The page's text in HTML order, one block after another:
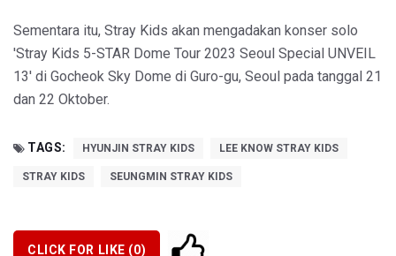
Sementara itu, Stray Kids akan mengadakan konser solo
'Stray Kids 5-STAR Dome Tour 2023 Seoul Special UNVEIL
13' di Gocheok Sky Dome di Guro-gu, Seoul pada tanggal 21
dan 22 Oktober.
TAGS: HYUNJIN STRAY KIDS LEE KNOW STRAY KIDS
STRAY KIDS SEUNGMIN STRAY KIDS
CLICK FOR LIKE (0)